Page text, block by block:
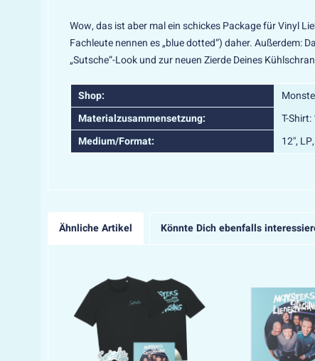
Wow, das ist aber mal ein schickes Package für Vinyl
Fachleute nennen es „blue dotted“) daher. Außerdem:
„Sutsche“-Look und zur neuen Zierde Deines
Shop:
Materialzusammensetzung:
T-
Medium/Format:
12'',
Ähnliche Artikel Könnte Dich ebenfalls